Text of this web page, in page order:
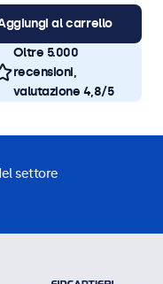
al carrello
Oltre 5.000
recensioni,
valutazione 4,8/5
settore